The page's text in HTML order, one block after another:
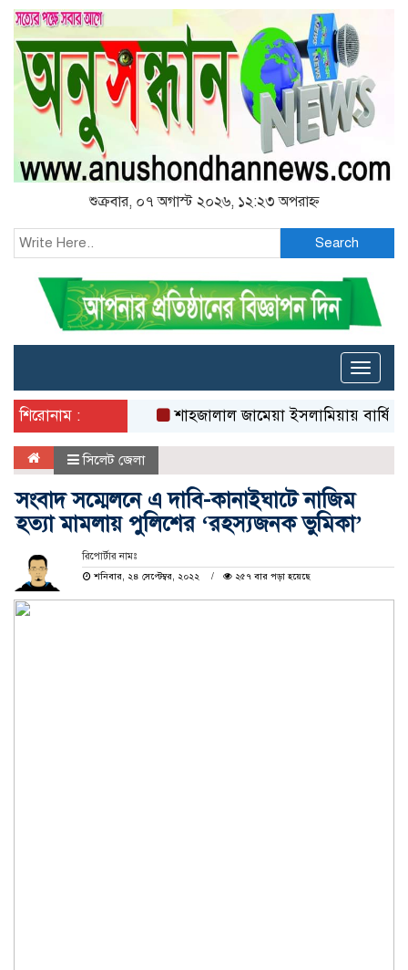
শুক্রবার, ০৭ অগাস্ট ২০২৬, ১২:২৩ অপরাহ্ন
Search
Toggle
শিরোনাম :
শাহজালাল জামেয়া ইসলামিয়ায় বার্ষিক
সিলেট জেলা
সংবাদ সম্মেলনে এ দাবি-কানাইঘাটে নাজিম
হত্যা মামলায় পুলিশের ‘রহস্যজনক ভুমিকা’
রিপোর্টার নামঃ
শনিবার, ২৪ সেপ্টেম্বর, ২০২২
২৫৭ বার পড়া হয়েছে